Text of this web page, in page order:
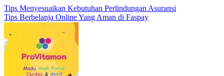
Post
navigation
Tips Menyesuaikan Kebutuhan Perlindungan Asuransi
Tips Berbelanja Online Yang Aman di Faspay